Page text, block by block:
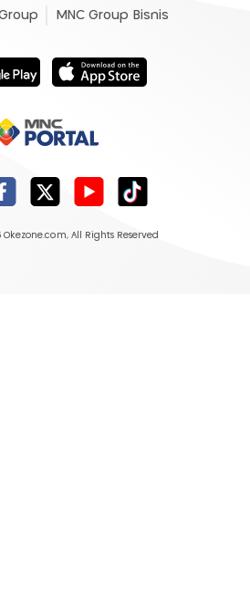
MNC Group Bisnis
Okezone.com, All Rights Reserved